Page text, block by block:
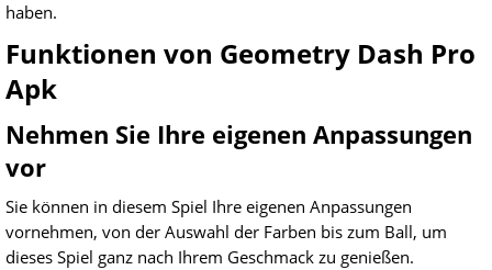
haben.
Funktionen von Geometry Dash Pro
Apk
Nehmen Sie Ihre eigenen Anpassungen
vor
Sie können in diesem Spiel Ihre eigenen Anpassungen
vornehmen, von der Auswahl der Farben bis zum Ball, um
dieses Spiel ganz nach Ihrem Geschmack zu genießen.